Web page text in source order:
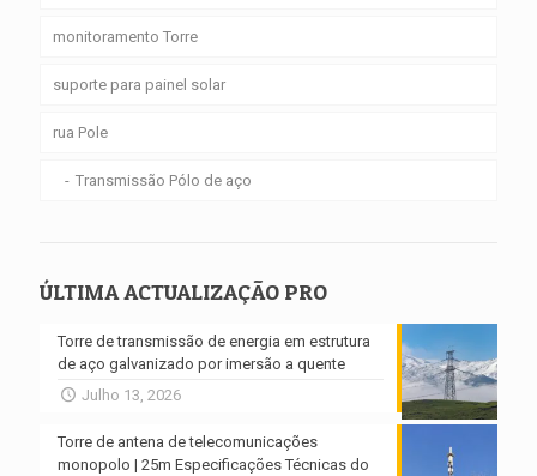
monitoramento Torre
suporte para painel solar
rua Pole
Transmissão Pólo de aço
ÚLTIMA ACTUALIZAÇÃO PRO
Torre de transmissão de energia em estrutura
de aço galvanizado por imersão a quente
Julho 13, 2026
Torre de antena de telecomunicações
monopolo | 25m Especificações Técnicas do